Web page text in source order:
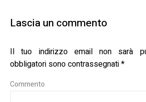
Lascia un commento
Il tuo indirizzo email non sarà
obbligatori sono contrassegnati*